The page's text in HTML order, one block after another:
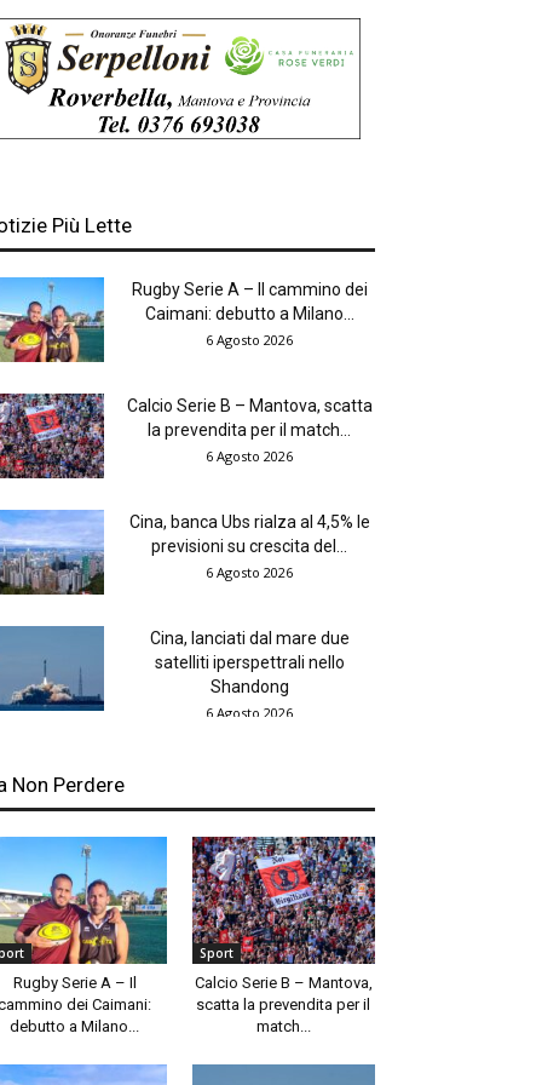
Più Lette
Rugby Serie A – Il cammino dei
Caimani: debutto a Milano...
6 Agosto 2026
Calcio Serie B – Mantova, scatta
la prevendita per il match...
6 Agosto 2026
Cina, banca Ubs rialza al 4,5% le
previsioni su crescita del...
6 Agosto 2026
Cina, lanciati dal mare due
satelliti iperspettrali nello
Shandong
6 Agosto 2026
Non Perdere
Rugby Serie A – Il
dei Caimani:
debutto a Milano...
Sport
Calcio Serie B – Mantova,
scatta la prevendita per il
match...